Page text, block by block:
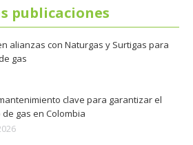
publicaciones
alianzas con Naturgas y Surtigas para
gas
clave para garantizar el
gas en Colombia